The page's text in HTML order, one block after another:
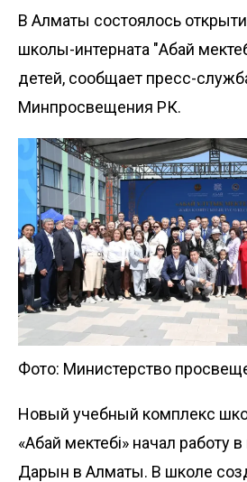
В Алматы состоялось
школы-интерната "Абай
детей, сообщает пресс-
Минпросвещения РК.
Фото: Министерство
Новый учебный комплекс
«Абай мектебі» начал работу
Дарын в Алматы. В школе